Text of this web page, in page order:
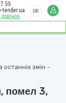
55
tender.ua
UK
змін -
помел 3,